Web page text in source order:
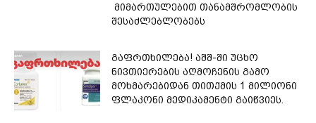
მიმართულებით თანამშრომლობის
შესაძლებლობებს
გაფრთხილება! აშშ-ში უცხო
ნივთიერების აღმოჩენის გამო
მოხმარებიდან თითქმის 1 მილიონი
ფლაკონი მედიკამენტი გაიწვიეს.